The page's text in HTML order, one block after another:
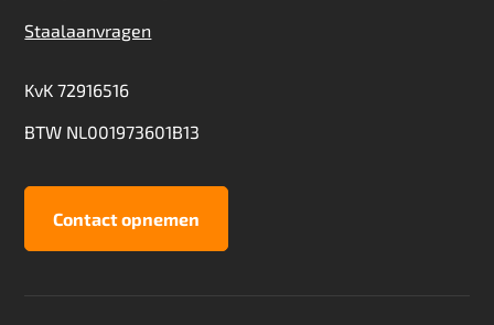
Staalaanvragen
KvK 72916516
BTW NL001973601B13
Contact opnemen